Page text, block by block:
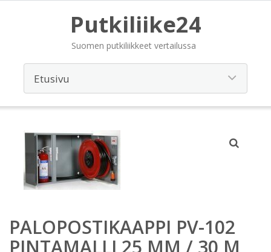
Putkiliike24
Suomen putkiliikkeet vertailussa
PALOPOSTIKAAPPI PV-102
PINTAMALLI 25 MM / 30 M